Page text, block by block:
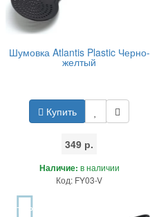
Шумовка Atlantis Plastic Черно-
желтый
Купить
349 р.
Наличие: в наличии
Код: FY03-V
TOP